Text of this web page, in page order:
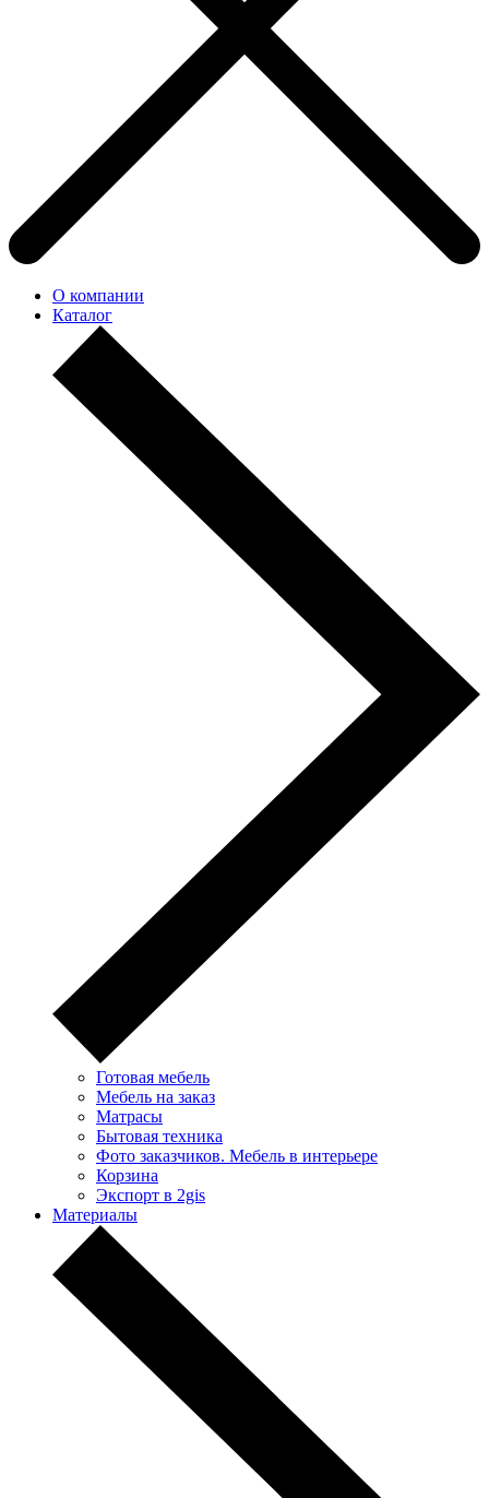
О компании
Каталог
Готовая мебель
Мебель на заказ
Матрасы
Бытовая техника
Фото заказчиков. Мебель в интерьере
Корзина
Экспорт в 2gis
Материалы